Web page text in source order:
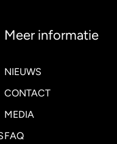
Meer informatie
NIEUWS
CONTACT
MEDIA
FAQ